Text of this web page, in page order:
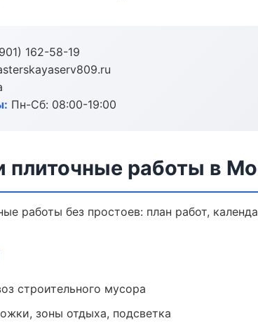
162-58-19
Пн-Сб: 08:00-19:00
плиточные работы в
работы без простоев: план работ,
строительного мусора
зоны отдыха, подсветка